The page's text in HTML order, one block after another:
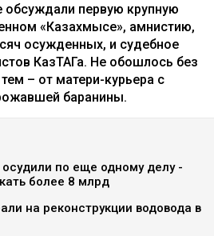
обсуждали первую крупную
«Казахмысе», амнистию,
осужденных, и судебное
КазТАГа. Не обошлось без
– от матери-курьера с
баранины.
по еще одному делу -
более 8 млрд
на реконструкции водовода в